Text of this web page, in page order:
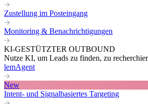
Zustellung im Posteingang
Monitoring & Benachrichtigungen
KI-GESTÜTZTER OUTBOUND
Nutze KI, um Leads zu finden, zu
lemAgent
New
Intent- und Signalbasiertes Targeting